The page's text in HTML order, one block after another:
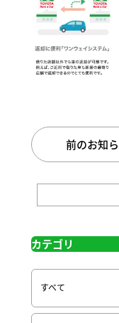
前のお知
カテゴリ
すべて